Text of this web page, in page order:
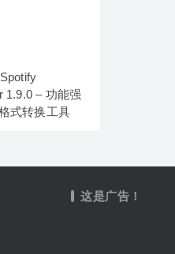
1.9.0 – 功能强
式转换工具
这是广告！